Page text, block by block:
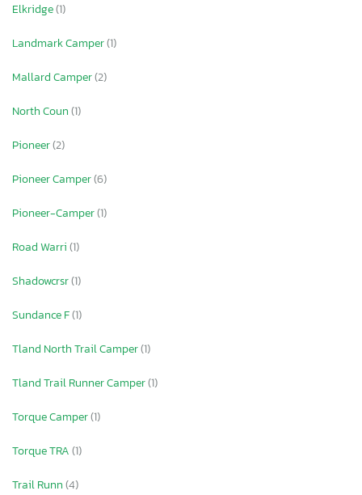
Elkridge(1)
Landmark Camper(1)
Mallard Camper(2)
North Coun(1)
Pioneer(2)
Pioneer Camper(6)
Pioneer-Camper(1)
Road Warri(1)
Shadowcrsr(1)
Sundance F(1)
Tland North Trail Camper(1)
Tland Trail Runner Camper(1)
Torque Camper(1)
Torque TRA(1)
Trail Runn(4)